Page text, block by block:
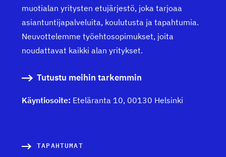
muotialan yritysten etujärjestö, joka tarjoaa
asiantuntijapalveluita, koulutusta ja tapahtumia.
Neuvottelemme työehtosopimukset, joita
noudattavat kaikki alan yritykset.
Tutustu meihin tarkemmin
Käyntiosoite: Eteläranta 10, 00130 Helsinki
TAPAHTUMAT